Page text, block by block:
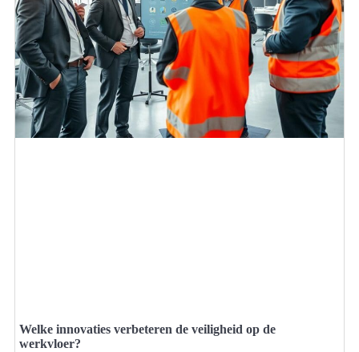
Welke innovaties verbeteren de veiligheid op de
werkvloer?